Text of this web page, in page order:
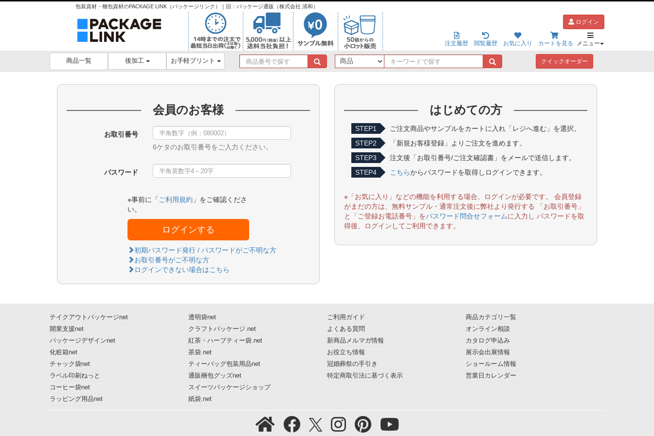
包装資材・梱包資材のPACKAGE LINK（パッケージリンク）｜旧：パッケージ通販（株式会社 清和）
ログイン
注文履歴 閲覧履歴 お気に入り カートを見る メニュー
商品一覧 後加工 お手軽プリント
商
品
キ
ー
で
探
す
クイックオーダー
会員のお客様
お取引番号
6ケタのお取引番号をご入力ください。
パスワード
※事前に「 ご利用規約 」をご確認くださ
い。
ログインする
初期パスワード発行 / パスワードがご不明な方
お取引番号がご不明な方
ログインできない場合はこちら
はじめての方
STEP1
ご注文商品やサンプルをカートに入れ「レジへ進む」を選択。
STEP2
「新規お客様登録」よりご注文を進めます。
STEP3
注文後「お取引番号/ご注文確認書」をメールで送信します。
STEP4
こちらからパスワードを取得しログインできます。
※「お気に入り」などの機能を利用する場合、ログインが必要です。 会員登録
がまだの方は、無料サンプル・通常注文後に弊社より発行する 「お取引番号」
と「ご登録お電話番号」をパスワード問合せフォームに入力し パスワードを取
得後、ログインしてご利用できます。
テイクアウトパッケージnet
開業支援net
パッケージデザインnet
化粧箱net
チャック袋net
ラベル印刷ねっと
コーヒー袋net
ラッピング用品net
透明袋net
クラフトパッケージ.net
紅茶・ハーブティー袋.net
茶袋.net
ティーバッグ包装用品net
通販梱包グッズnet
スイーツパッケージショップ
紙袋.net
ご利用ガイド
よくある質問
新商品メルマガ情報
お役立ち情報
冠婚葬祭の手引き
特定商取引法に基づく表示
商品カテゴリ一覧
オンライン相談
カタログ申込み
展示会出展情報
ショールーム情報
営業日カレンダー